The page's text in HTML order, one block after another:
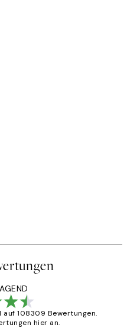
auf 108309 Bewertungen.
hier an.